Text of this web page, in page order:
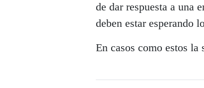
de dar respuesta a una
deben estar esperando
En casos como estos